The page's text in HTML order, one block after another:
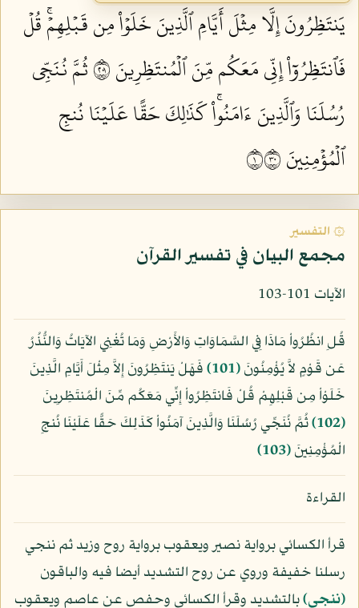
يَنتَظِرُونَ إِلَّا مِثۡلَ أَيَّامِ ٱلَّذِينَ خَلَوۡاْ مِن قَبۡلِهِمۡۚ قُلۡ
فَٱنتَظِرُوٓاْ إِنِّي مَعَكُم مِّنَ ٱلۡمُنتَظِرِينَ ١٠٢
ثُمَّ نُنَجِّي
رُسُلَنَا وَٱلَّذِينَ ءَامَنُواْۚ كَذَٰلِكَ حَقًّا عَلَيۡنَا نُنجِ
ٱلۡمُؤۡمِنِينَ ١٠٣
۞ التفسير
مجمع البيان في تفسير القرآن
الآيات 101-103
قُلِ انظُرُواْ مَاذَا فِي السَّمَاوَاتِ وَالأَرْضِ وَمَا تُغْنِي الآيَاتُ وَالنُّذُرُ
عَن قَوْمٍ لاَّ يُؤْمِنُونَ﴿101﴾
فَهَلْ يَنتَظِرُونَ إِلاَّ مِثْلَ أَيَّامِ الَّذِينَ
خَلَوْاْ مِن قَبْلِهِمْ قُلْ فَانتَظِرُواْ إِنِّي مَعَكُم مِّنَ الْمُنتَظِرِينَ
﴿102﴾
ثُمَّ نُنَجِّي رُسُلَنَا وَالَّذِينَ آمَنُواْ كَذَلِكَ حَقًّا عَلَيْنَا نُنجِ
الْمُؤْمِنِينَ﴿103﴾
القراءة
قرأ الكسائي برواية نصير ويعقوب برواية روح وزيد ثم ننجي
رسلنا خفيفة وروي عن روح التشديد أيضا فيه والباقون
﴿ننجي﴾بالتشديد وقرأ الكسائي وحفص عن عاصم ويعقوب